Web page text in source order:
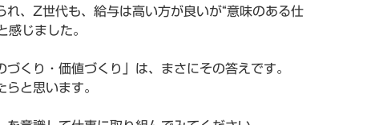
、Z世代も、給与は高い方が良いが“意味のある仕
感じました。
くり・価値づくり」は、まさにその答えです。
と思います。